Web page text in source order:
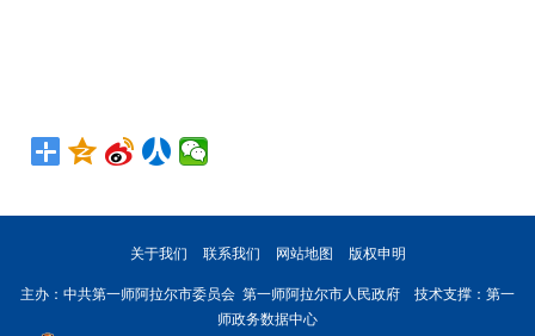
关于我们 联系我们 网站地图 版权申明
主办：中共第一师阿拉尔市委员会 第一师阿拉尔市人民政府 技术支撑：第一
师政务数据中心